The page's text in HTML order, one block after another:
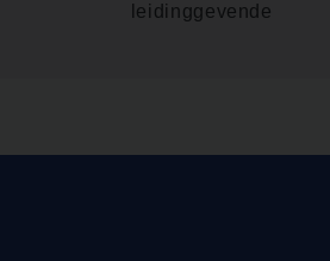
leidinggevende